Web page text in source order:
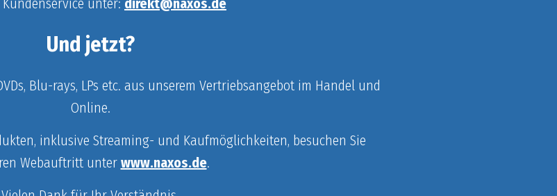
unter: direkt@naxos.de
Und jetzt?
Blu-rays, LPs etc. aus unserem Vertriebsangebot im Handel und
Online.
inklusive Streaming- und Kaufmöglichkeiten, besuchen Sie
Webauftritt unter www.naxos.de.